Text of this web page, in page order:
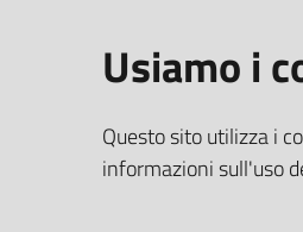
SEGUICI SU
facebookYouTube
Usiamo i
Questo sito utilizza i
informazioni sull'uso